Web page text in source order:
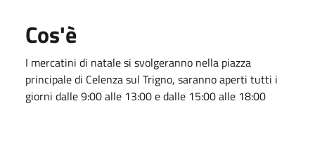
Cos'è
I mercatini di natale si svolgeranno nella piazza
principale di Celenza sul Trigno, saranno aperti tutti i
giorni dalle 9:00 alle 13:00 e dalle 15:00 alle 18:00